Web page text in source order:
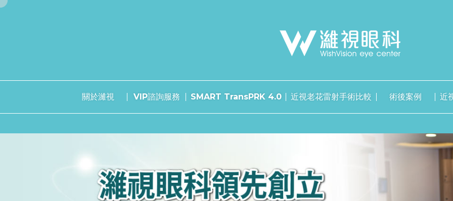
關於濰視 VIP諮詢服務 SMART TransPRK 4.0 近視老花雷射手術比較 術後案例 近